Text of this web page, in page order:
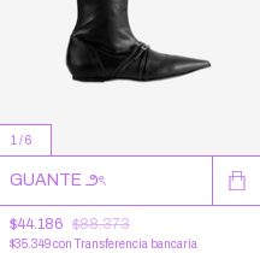
1 /6
GUANTE ౨ৎ
$44.186 $88.373
$35.349con Transferencia bancaria